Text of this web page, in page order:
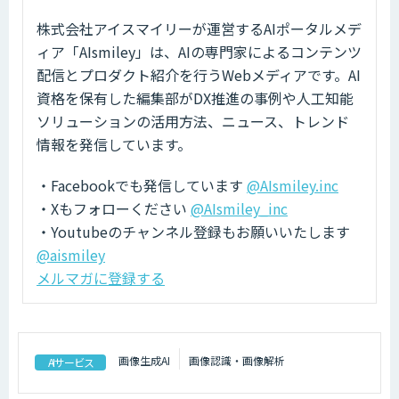
株式会社アイスマイリーが運営するAIポータルメデ
ィア「AIsmiley」は、AIの専門家によるコンテンツ
配信とプロダクト紹介を行うWebメディアです。AI
資格を保有した編集部がDX推進の事例や人工知能
ソリューションの活用方法、ニュース、トレンド
情報を発信しています。
・Facebookでも発信しています @AIsmiley.inc
・Xもフォローください @AIsmiley_inc
・Youtubeのチャンネル登録もお願いいたします
@aismiley
メルマガに登録する
AIサービス 画像生成AI 画像認識・画像解析